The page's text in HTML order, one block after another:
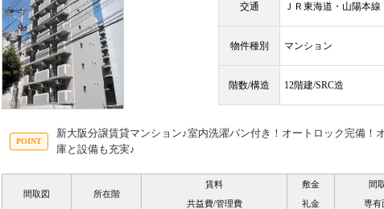
交通 ＪＲ東海道・山陽本線
物件種別 マンション
階数/構造 12階建/SRC造
新大阪分譲賃貸マンション♪室内洗濯パン付き！オートロック完備！
庫と設備も充実♪
間取図 所在階
賃料
共益費/管理費
敷金
礼金
間
専有